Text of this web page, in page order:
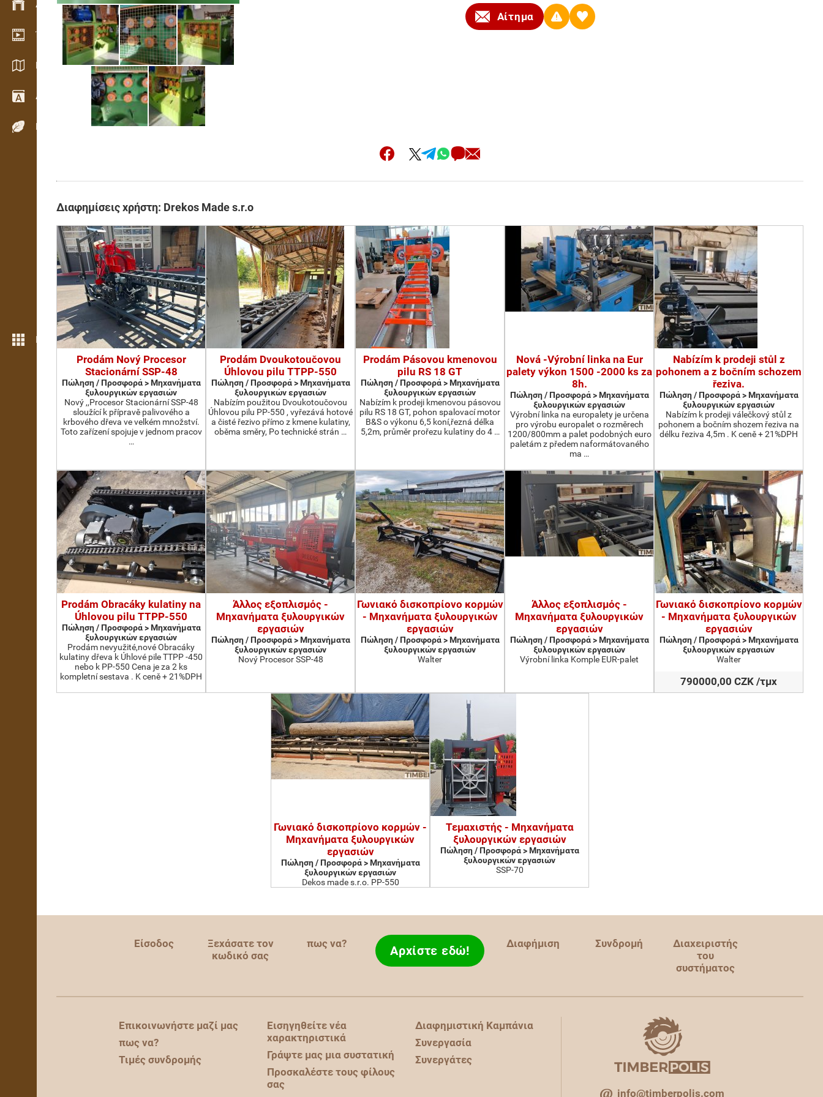
Διαχείριση αποθεμάτων
Έκθεση βίντεο
Κατάλογοι / Μπροσούρες
Λεξικό
Είδη ξύλου
Περισσότερες λειτουργίες
Αίτημα
Διαφημίσεις χρήστη: Drekos Made s.r.o
Prodám Nový Procesor
Stacionární SSP-48
Πώληση / Προσφορά > Μηχανήματα
ξυλουργικών εργασιών
Nový ,,Procesor Stacionární SSP-48
sloužící k přípravě palivového a
krbového dřeva ve velkém množství.
Toto zařízení spojuje v jednom pracov
…
Prodám Dvoukotoučovou
Úhlovou pilu TTPP-550
Πώληση / Προσφορά > Μηχανήματα
ξυλουργικών εργασιών
Nabízím použitou Dvoukotoučovou
Úhlovou pilu PP-550 , vyřezává hotové
a čisté řezivo přímo z kmene kulatiny,
oběma směry, Po technické strán …
Prodám Pásovou kmenovou
pilu RS 18 GT
Πώληση / Προσφορά > Μηχανήματα
ξυλουργικών εργασιών
Nabízím k prodeji kmenovou pásovou
pilu RS 18 GT, pohon spalovací motor
B&S o výkonu 6,5 koní,řezná délka
5,2m, průměr prořezu kulatiny do 4 …
Nová -Výrobní linka na Eur
palety výkon 1500 -2000 ks za
8h.
Πώληση / Προσφορά > Μηχανήματα
ξυλουργικών εργασιών
Výrobní linka na europalety je určena
pro výrobu europalet o rozměrech
1200/800mm a palet podobných euro
paletám z předem naformátovaného
ma …
Nabízím k prodeji stůl z
pohonem a z bočním schozem
řeziva.
Πώληση / Προσφορά > Μηχανήματα
ξυλουργικών εργασιών
Nabízím k prodeji válečkový stůl z
pohonem a bočním shozem řeziva na
délku řeziva 4,5m . K ceně + 21%DPH
Prodám Obracáky kulatiny na
Úhlovou pilu TTPP-550
Πώληση / Προσφορά > Μηχανήματα
ξυλουργικών εργασιών
Prodám nevyužité,nové Obracáky
kulatiny dřeva k Úhlové pile TTPP -450
nebo k PP-550 Cena je za 2 ks
kompletní sestava . K ceně + 21%DPH
Άλλος εξοπλισμός -
Μηχανήματα ξυλουργικών
εργασιών
Πώληση / Προσφορά > Μηχανήματα
ξυλουργικών εργασιών
Nový Procesor SSP-48
Γωνιακό δισκοπρίονο κορμών
- Μηχανήματα ξυλουργικών
εργασιών
Πώληση / Προσφορά > Μηχανήματα
ξυλουργικών εργασιών
Walter
Άλλος εξοπλισμός -
Μηχανήματα ξυλουργικών
εργασιών
Πώληση / Προσφορά > Μηχανήματα
ξυλουργικών εργασιών
Výrobní linka Komple EUR-palet
Γωνιακό δισκοπρίονο κορμών
- Μηχανήματα ξυλουργικών
εργασιών
Πώληση / Προσφορά > Μηχανήματα
ξυλουργικών εργασιών
Walter
790000,00 CZK /τμχ
Γωνιακό δισκοπρίονο κορμών -
Μηχανήματα ξυλουργικών
εργασιών
Πώληση / Προσφορά > Μηχανήματα
ξυλουργικών εργασιών
Dekos made s.r.o. PP-550
Τεμαχιστής - Μηχανήματα
ξυλουργικών εργασιών
Πώληση / Προσφορά > Μηχανήματα
ξυλουργικών εργασιών
SSP-70
Είσοδος
Ξεχάσατε τον
κωδικό σας
πως να? Αρχίστε εδώ! Διαφήμιση Συνδρομή
Διαχειριστής
του
συστήματος
Επικοινωνήστε μαζί μας
πως να?
Τιμές συνδρομής
Εισηγηθείτε νέα
χαρακτηριστικά
Γράψτε μας μια συστατική
Προσκαλέστε τους φίλους
σας
Διαφημιστική Καμπάνια
Συνεργασία
Συνεργάτες
info@timberpolis.com